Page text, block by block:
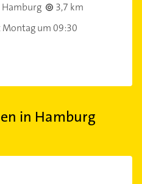
3,7 km
um 09:30
in Hamburg